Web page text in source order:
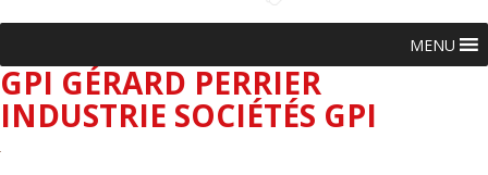
MENU
GPI GÉRARD PERRIER
INDUSTRIE SOCIÉTÉS GPI